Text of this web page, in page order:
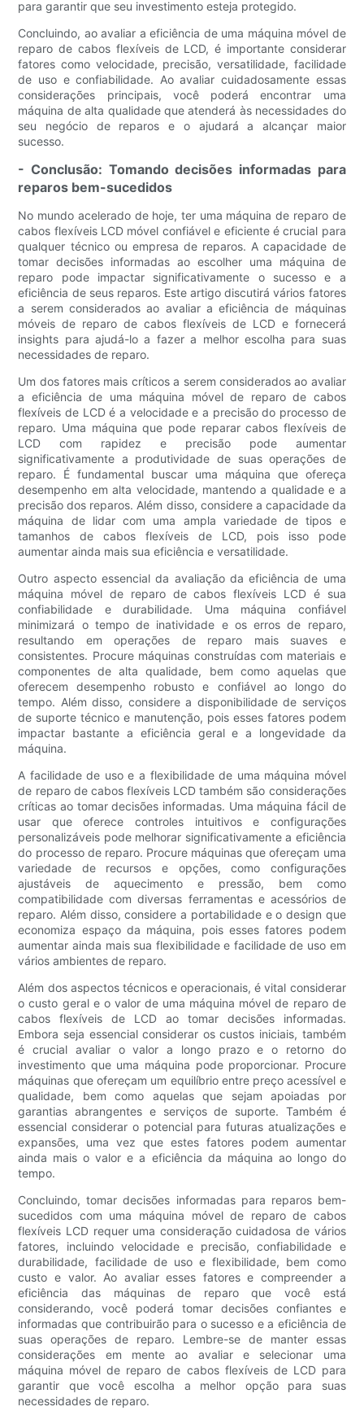
para garantir que seu investimento esteja protegido.
Concluindo, ao avaliar a eficiência de uma máquina móvel de
reparo de cabos flexíveis de LCD, é importante considerar
fatores como velocidade, precisão, versatilidade, facilidade
de uso e confiabilidade. Ao avaliar cuidadosamente essas
considerações principais, você poderá encontrar uma
máquina de alta qualidade que atenderá às necessidades do
seu negócio de reparos e o ajudará a alcançar maior
sucesso.
- Conclusão: Tomando decisões informadas para
reparos bem-sucedidos
No mundo acelerado de hoje, ter uma máquina de reparo de
cabos flexíveis LCD móvel confiável e eficiente é crucial para
qualquer técnico ou empresa de reparos. A capacidade de
tomar decisões informadas ao escolher uma máquina de
reparo pode impactar significativamente o sucesso e a
eficiência de seus reparos. Este artigo discutirá vários fatores
a serem considerados ao avaliar a eficiência de máquinas
móveis de reparo de cabos flexíveis de LCD e fornecerá
insights para ajudá-lo a fazer a melhor escolha para suas
necessidades de reparo.
Um dos fatores mais críticos a serem considerados ao avaliar
a eficiência de uma máquina móvel de reparo de cabos
flexíveis de LCD é a velocidade e a precisão do processo de
reparo. Uma máquina que pode reparar cabos flexíveis de
LCD com rapidez e precisão pode aumentar
significativamente a produtividade de suas operações de
reparo. É fundamental buscar uma máquina que ofereça
desempenho em alta velocidade, mantendo a qualidade e a
precisão dos reparos. Além disso, considere a capacidade da
máquina de lidar com uma ampla variedade de tipos e
tamanhos de cabos flexíveis de LCD, pois isso pode
aumentar ainda mais sua eficiência e versatilidade.
Outro aspecto essencial da avaliação da eficiência de uma
máquina móvel de reparo de cabos flexíveis LCD é sua
confiabilidade e durabilidade. Uma máquina confiável
minimizará o tempo de inatividade e os erros de reparo,
resultando em operações de reparo mais suaves e
consistentes. Procure máquinas construídas com materiais e
componentes de alta qualidade, bem como aquelas que
oferecem desempenho robusto e confiável ao longo do
tempo. Além disso, considere a disponibilidade de serviços
de suporte técnico e manutenção, pois esses fatores podem
impactar bastante a eficiência geral e a longevidade da
máquina.
A facilidade de uso e a flexibilidade de uma máquina móvel
de reparo de cabos flexíveis LCD também são considerações
críticas ao tomar decisões informadas. Uma máquina fácil de
usar que oferece controles intuitivos e configurações
personalizáveis ​​pode melhorar significativamente a eficiência
do processo de reparo. Procure máquinas que ofereçam uma
variedade de recursos e opções, como configurações
ajustáveis ​​de aquecimento e pressão, bem como
compatibilidade com diversas ferramentas e acessórios de
reparo. Além disso, considere a portabilidade e o design que
economiza espaço da máquina, pois esses fatores podem
aumentar ainda mais sua flexibilidade e facilidade de uso em
vários ambientes de reparo.
Além dos aspectos técnicos e operacionais, é vital considerar
o custo geral e o valor de uma máquina móvel de reparo de
cabos flexíveis de LCD ao tomar decisões informadas.
Embora seja essencial considerar os custos iniciais, também
é crucial avaliar o valor a longo prazo e o retorno do
investimento que uma máquina pode proporcionar. Procure
máquinas que ofereçam um equilíbrio entre preço acessível e
qualidade, bem como aquelas que sejam apoiadas por
garantias abrangentes e serviços de suporte. Também é
essencial considerar o potencial para futuras atualizações e
expansões, uma vez que estes fatores podem aumentar
ainda mais o valor e a eficiência da máquina ao longo do
tempo.
Concluindo, tomar decisões informadas para reparos bem-
sucedidos com uma máquina móvel de reparo de cabos
flexíveis LCD requer uma consideração cuidadosa de vários
fatores, incluindo velocidade e precisão, confiabilidade e
durabilidade, facilidade de uso e flexibilidade, bem como
custo e valor. Ao avaliar esses fatores e compreender a
eficiência das máquinas de reparo que você está
considerando, você poderá tomar decisões confiantes e
informadas que contribuirão para o sucesso e a eficiência de
suas operações de reparo. Lembre-se de manter essas
considerações em mente ao avaliar e selecionar uma
máquina móvel de reparo de cabos flexíveis de LCD para
garantir que você escolha a melhor opção para suas
necessidades de reparo.